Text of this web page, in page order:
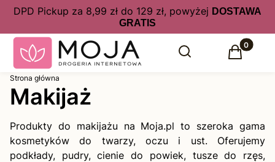
DPD Pickup za 8,99 zł do 129 zł, powyżej DOSTAWA
GRATIS
Otwórz wyszukiwarkę
Szukaj Produkty
Koszyk
Strona główna
Makijaż
Produkty do makijażu na Moja.pl to szeroka gama
kosmetyków do twarzy, oczu i ust. Oferujemy
podkłady, pudry, cienie do powiek, tusze do rzęs,